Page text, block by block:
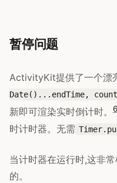
暂停问题
ActivityKit提供了一个漂
Date()...endTime,
新即可渲染实时倒计时。
6
时计时器。无需
当计时器在运行时,这非
的。